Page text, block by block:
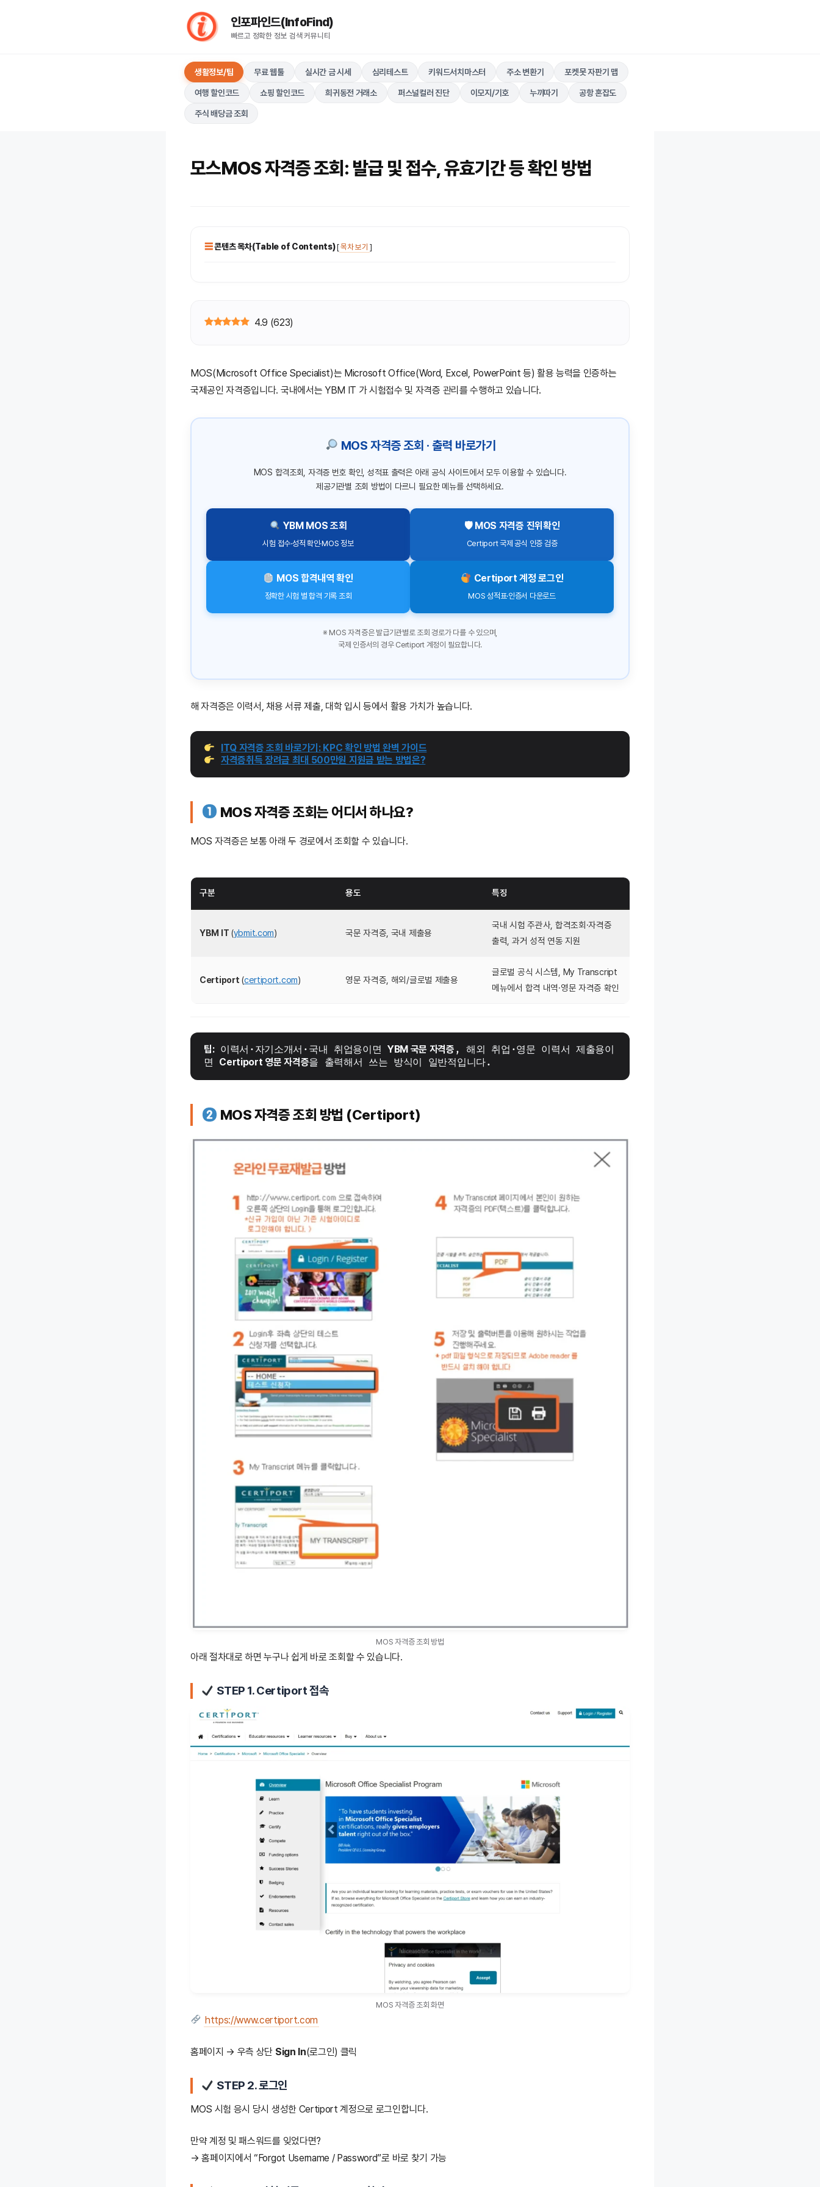
인포파인드(InfoFind)​​​​
빠르고 정확한 정보 검색 커뮤니티
생활정보/팁 무료 웹툴 실시간 금 시세 심리테스트 키워드서치마스터 주소 변환기 포켓못 자판기 맵
여행 할인코드 쇼핑 할인코드 희귀동전 거래소 퍼스널컬러 진단 이모지/기호 누끼따기 공항 혼잡도
주식 배당금 조회
모스MOS 자격증 조회: 발급 및 접수, 유효기간 등 확인 방법
콘텐츠 목차(Table of Contents)[목차 보기 ]
4.9 (623)
MOS(Microsoft Office Specialist)는 Microsoft Office(Word, Excel, PowerPoint 등) 활용 능력을 인증하는
국제공인 자격증입니다. 국내에서는 YBM IT 가 시험접수 및 자격증 관리를 수행하고 있습니다.
MOS 자격증 조회 · 출력 바로가기
MOS 합격조회, 자격증 번호 확인, 성적표 출력은 아래 공식 사이트에서 모두 이용할 수 있습니다.
제공기관별 조회 방법이 다르니 필요한 메뉴를 선택하세요.
YBM MOS 조회
시험 접수·성적 확인·MOS 정보
🛡 MOS 자격증 진위확인
Certiport 국제 공식 인증 검증
MOS 합격내역 확인
정확한 시험 별 합격 기록 조회
Certiport 계정 로그인
MOS 성적표·인증서 다운로드
※ MOS 자격증은 발급기관별로 조회 경로가 다를 수 있으며,
국제 인증서의 경우 Certiport 계정이 필요합니다.
해 자격증은 이력서, 채용 서류 제출, 대학 입시 등에서 활용 가치가 높습니다.
ITQ 자격증 조회 바로가기: KPC 확인 방법 완벽 가이드
자격증취득 장려금 최대 500만원 지원금 받는 방법은?
MOS 자격증 조회는 어디서 하나요?
MOS 자격증은 보통 아래 두 경로에서 조회할 수 있습니다.
구분 용도 특징
YBM IT (ybmit.com) 국문 자격증, 국내 제출용
국내 시험 주관사, 합격조회·자격증
출력, 과거 성적 연동 지원
Certiport (certiport.com) 영문 자격증, 해외/글로벌 제출용
글로벌 공식 시스템, My Transcript
메뉴에서 합격 내역·영문 자격증 확인
팁: 이력서·자기소개서·국내 취업용이면 YBM 국문 자격증 , 해외 취업·영문 이력서 제출용이
면 Certiport 영문 자격증을 출력해서 쓰는 방식이 일반적입니다.
MOS 자격증 조회 방법 (Certiport)
MOS 자격증 조회 방법
아래 절차대로 하면 누구나 쉽게 바로 조회할 수 있습니다.
STEP 1. Certiport 접속
MOS 자격증 조회 화면
https://www.certiport.com
홈페이지 → 우측 상단 Sign In(로그인) 클릭
STEP 2. 로그인
MOS 시험 응시 당시 생성한 Certiport 계정으로 로그인합니다.
만약 계정 및 패스워드를 잊었다면?
→ 홈페이지에서 “Forgot Username / Password”로 바로 찾기 가능